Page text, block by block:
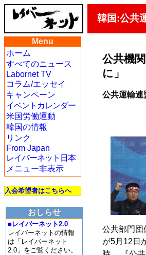
韓国:公共
Menu
ホーム
すべてのニュース
Labornet TV
コラム/エッセイ
キャンペーン
イベントカレンダー
米国労働運動
韓国の情報
リンク
From Japan
レイバーネット日本
メニュー非表示
入会希望者はこちらへ
おしらせ
■レイバーネット2.0
レイバーネットの情報
は「レイバーネット
2.0」をご覧ください。
公共機
に」
公共運輸連
公共部門団
が5月12日